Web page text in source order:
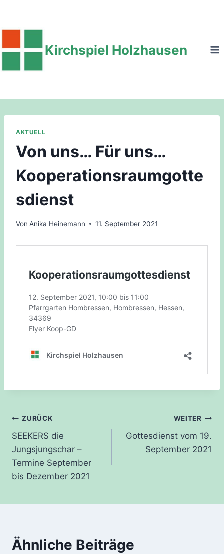
springen
Kirchspiel Holzhausen
AKTUELL
Von uns… Für uns…
Kooperationsraumgotte
sdienst
Von Anika Heinemann 11. September 2021
Beitragsnavigation
ZURÜCK
SEEKERS die
Jungsjungschar –
Termine September
bis Dezember 2021
WEITER
Gottesdienst vom 19.
September 2021
Ähnliche Beiträge